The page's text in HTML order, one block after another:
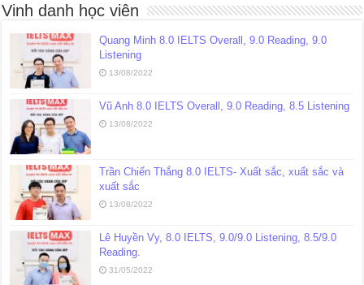
Vinh danh học viên
Quang Minh 8.0 IELTS Overall, 9.0 Reading, 9.0
Listening
13/08/2022
Vũ Anh 8.0 IELTS Overall, 9.0 Reading, 8.5 Listening
13/08/2022
Trần Chiến Thắng 8.0 IELTS- Xuất sắc, xuất sắc và
xuất sắc
13/08/2022
Lê Huyền Vy, 8.0 IELTS, 9.0/9.0 Listening, 8.5/9.0
Reading.
31/05/2022